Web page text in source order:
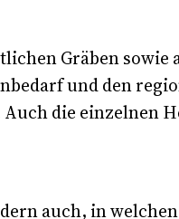
Gräben sowie
und den
die einzelnen
auch, in